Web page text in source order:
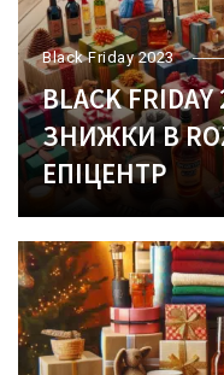
Black Friday 2023
BLACK
ЗНИЖКИ В
ЕПІЦЕНТР